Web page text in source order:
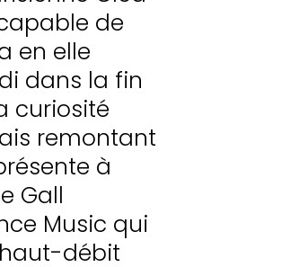
de
en elle
dans la fin
curiosité
remontant
à
Gall
Music qui
débit